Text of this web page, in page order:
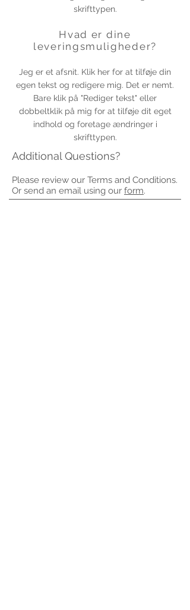
skrifttypen.
Hvad er dine
leveringsmuligheder?
Jeg er et afsnit. Klik her for at tilføje din
egen tekst og redigere mig. Det er nemt.
Bare klik på "Rediger tekst" eller
dobbeltklik på mig for at tilføje dit eget
indhold og foretage ændringer i
skrifttypen.
Additional Questions?
Please review our Terms and Conditions.
Or send an email using our form.